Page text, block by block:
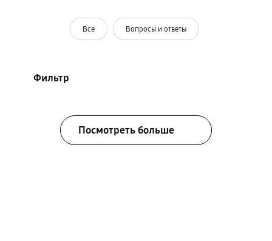
Все Вопросы и ответы
Фильтр
Посмотреть больше